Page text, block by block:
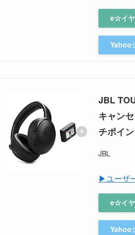
e☆イ
Yahoo
JBL
キャン
チポイ
JBL
▶ユーザ
e☆イ
Yahoo